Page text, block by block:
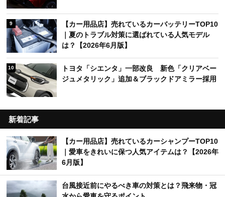
9
【カー用品店】売れているカーバッテリーTOP10
｜夏のトラブル対策に選ばれている人気モデル
は？【2026年6月版】
10
トヨタ「シエンタ」一部改良 新色「クリアベー
ジュメタリック」追加＆ブラックドアミラー採用
新着記事
【カー用品店】売れているカーシャンプーTOP10
｜愛車をきれいに保つ人気アイテムは？【2026年
6月版】
台風接近前にやるべき車の対策とは？飛来物・冠